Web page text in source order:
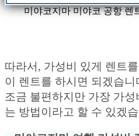
미야코지마 미야코 공항 렌
따라서, 가성비 있게 렌트
이 렌트를 하시면 되겠습니
조금 불편하지만 가장 가
는 방법이라고 할 수 있겠